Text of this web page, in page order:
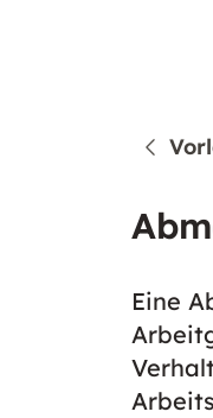
Eine